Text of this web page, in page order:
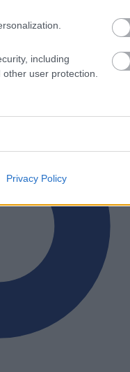
including
user protection.
Privacy Policy